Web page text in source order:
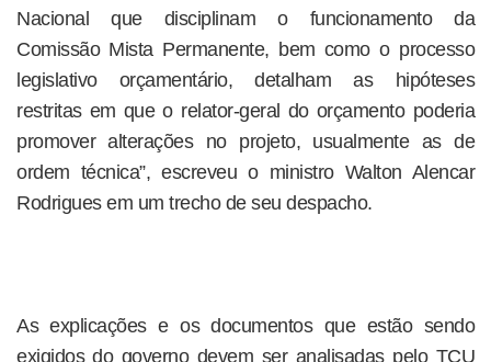
Nacional que disciplinam o funcionamento da
Comissão Mista Permanente, bem como o processo
legislativo orçamentário, detalham as hipóteses
restritas em que o relator-geral do orçamento poderia
promover alterações no projeto, usualmente as de
ordem técnica”, escreveu o ministro Walton Alencar
Rodrigues em um trecho de seu despacho.
As explicações e os documentos que estão sendo
exigidos do governo devem ser analisadas pelo TCU